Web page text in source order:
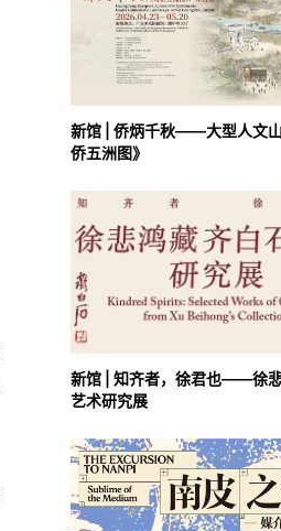
新馆 | 侨炳千秋——大型人文
侨五洲图》
新馆 | 知齐者，徐君也——徐
艺术研究展